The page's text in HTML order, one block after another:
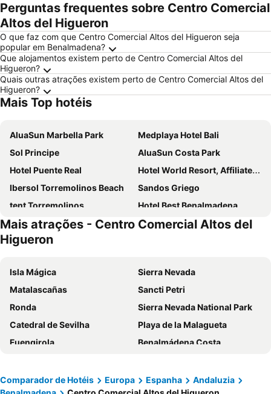
Perguntas frequentes sobre Centro Comercial
Altos del Higueron
O que faz com que Centro Comercial Altos del Higueron seja
popular em Benalmadena?
Que alojamentos existem perto de Centro Comercial Altos del
Higueron?
Quais outras atrações existem perto de Centro Comercial Altos del
Higueron?
Mais Top hotéis
AluaSun Marbella Park
Medplaya Hotel Bali
Sol Principe
AluaSun Costa Park
Hotel Puente Real
Hotel World Resort, Affiliated by Meliá
Ibersol Torremolinos Beach
Sandos Griego
tent Torremolinos
Hotel Best Benalmadena
Leonardo Hotel Torremolinos Costa del Sol
Hotel Best Siroco
Holiday World Polynesia Affiliated by Meliá
Hotel Benalma Costa del Sol
Ilunion Fuengirola
Hotel Monarque Torreblanca
Hotel IPV Palace & Spa
Sol Torremolinos - Don Pedro
MedPlaya Hotel Alba Beach
Sol Puerto Marina
Ilunion Málaga
MS Amaragua Hotel & Convention Center
Holiday World Village Affiliated by Meliá
Sol Torremolinos - Don Pablo
Hotel Monarque Fuengirola Park
Mais atrações - Centro Comercial Altos del
Higueron
Isla Mágica
Sierra Nevada
Matalascañas
Sancti Petri
Ronda
Sierra Nevada National Park
Catedral de Sevilha
Playa de la Malagueta
Fuengirola
Benalmádena Costa
Praça de Espanha
Feria de Sevilla
Comparador de Hotéis Europa Espanha
Andaluzia